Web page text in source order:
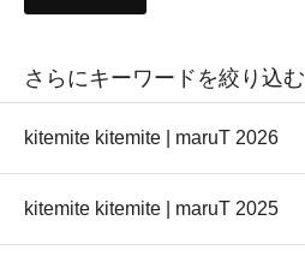
さらにキーワードを絞り込む
kitemite kitemite | maruT 2026
kitemite kitemite | maruT 2025